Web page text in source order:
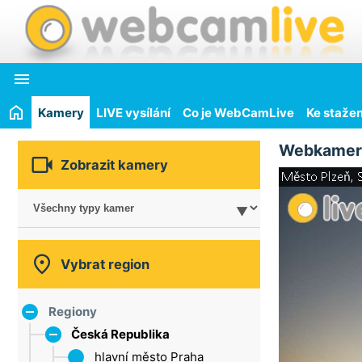

Kamery LIVE vysílání Co je WebCamLive Ke
 Zobrazit kamery
 Vybrat region
Regiony
Česká Republika
hlavní město Praha